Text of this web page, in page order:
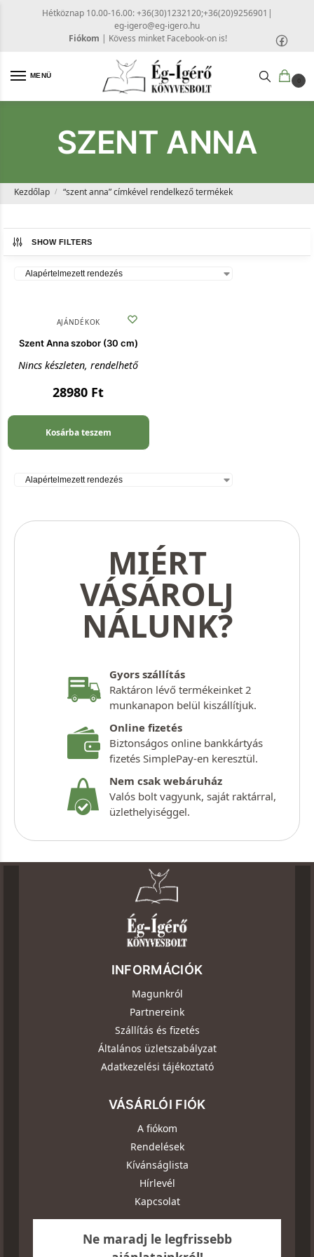
Hétköznap 10.00-16.00: +36(30)1232120;+36(20)9256901 |
eg-igero@eg-igero.hu
Fiókom | Kövess minket Facebook-on is!
MENÜ
0
SZENT ANNA
Kezdőlap / “szent anna” címkével rendelkező termékek
SHOW FILTERS
AJÁNDÉKOK
Szent Anna szobor (30 cm)
Nincs készleten, rendelhető
28980 Ft
Kosárba teszem
MIÉRT
VÁSÁROLJ
NÁLUNK?
Gyors szállítás
Raktáron lévő termékeinket 2
munkanapon belül kiszállítjuk.
Online fizetés
Biztonságos online bankkártyás
fizetés SimplePay-en keresztül.
Nem csak webáruház
Valós bolt vagyunk, saját raktárral,
üzlethelyiséggel.
INFORMÁCIÓK
Magunkról
Partnereink
Szállítás és fizetés
Általános üzletszabályzat
Adatkezelési tájékoztató
VÁSÁRLÓI FIÓK
A fiókom
Rendelések
Kívánságlista
Hírlevél
Kapcsolat
Ne maradj le legfrissebb